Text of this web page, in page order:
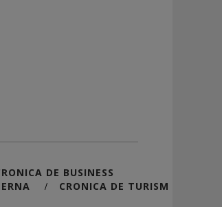
DE BUSINESS
/ CRONICA DE TURISM